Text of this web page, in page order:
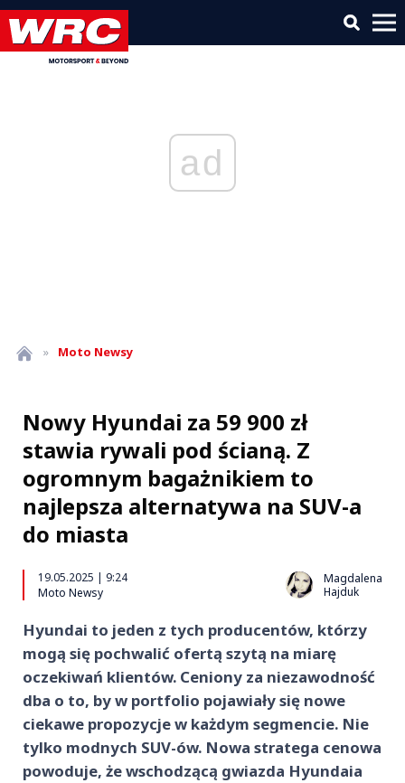
ad
» Moto Newsy
Nowy Hyundai za 59 900 zł
stawia rywali pod ścianą. Z
ogromnym bagażnikiem to
najlepsza alternatywa na SUV-a
do miasta
19.05.2025 | 9:24
Moto Newsy
Magdalena
Hajduk
Hyundai to jeden z tych producentów, którzy
mogą się pochwalić ofertą szytą na miarę
oczekiwań klientów. Ceniony za niezawodność
dba o to, by w portfolio pojawiały się nowe
ciekawe propozycje w każdym segmencie. Nie
tylko modnych SUV-ów. Nowa stratega cenowa
powoduje, że wschodzącą gwiazda Hyundaia